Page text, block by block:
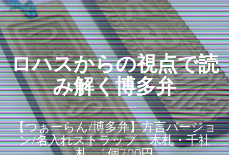
ロハスからの視点で読
み解く博多弁
【つぁーらん/博多弁】方言バージョ
ン/名入れストラップ 木札・千社